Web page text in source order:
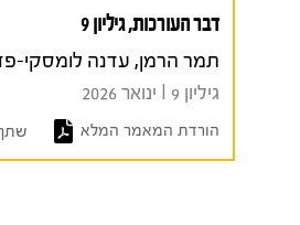
דבר העורכות, גיליון 9
תמר הרמן, עדנה לומסקי-
גיליון 9 I ינואר 2026
הורדת המאמר המלא